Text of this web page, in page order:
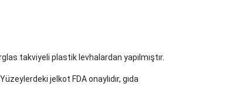
takviyeli plastik levhalardan yapılmıştır.
jelkot FDA onaylıdır, gıda